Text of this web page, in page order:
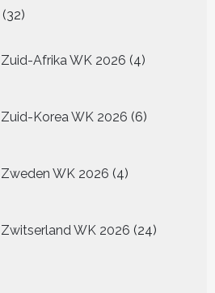
3232
Zuid-Afrika WK 2026 4
producten
Zuid-Korea WK 2026 6
producten
Zweden WK 2026 4
producten
Zwitserland WK 2026 24
producten